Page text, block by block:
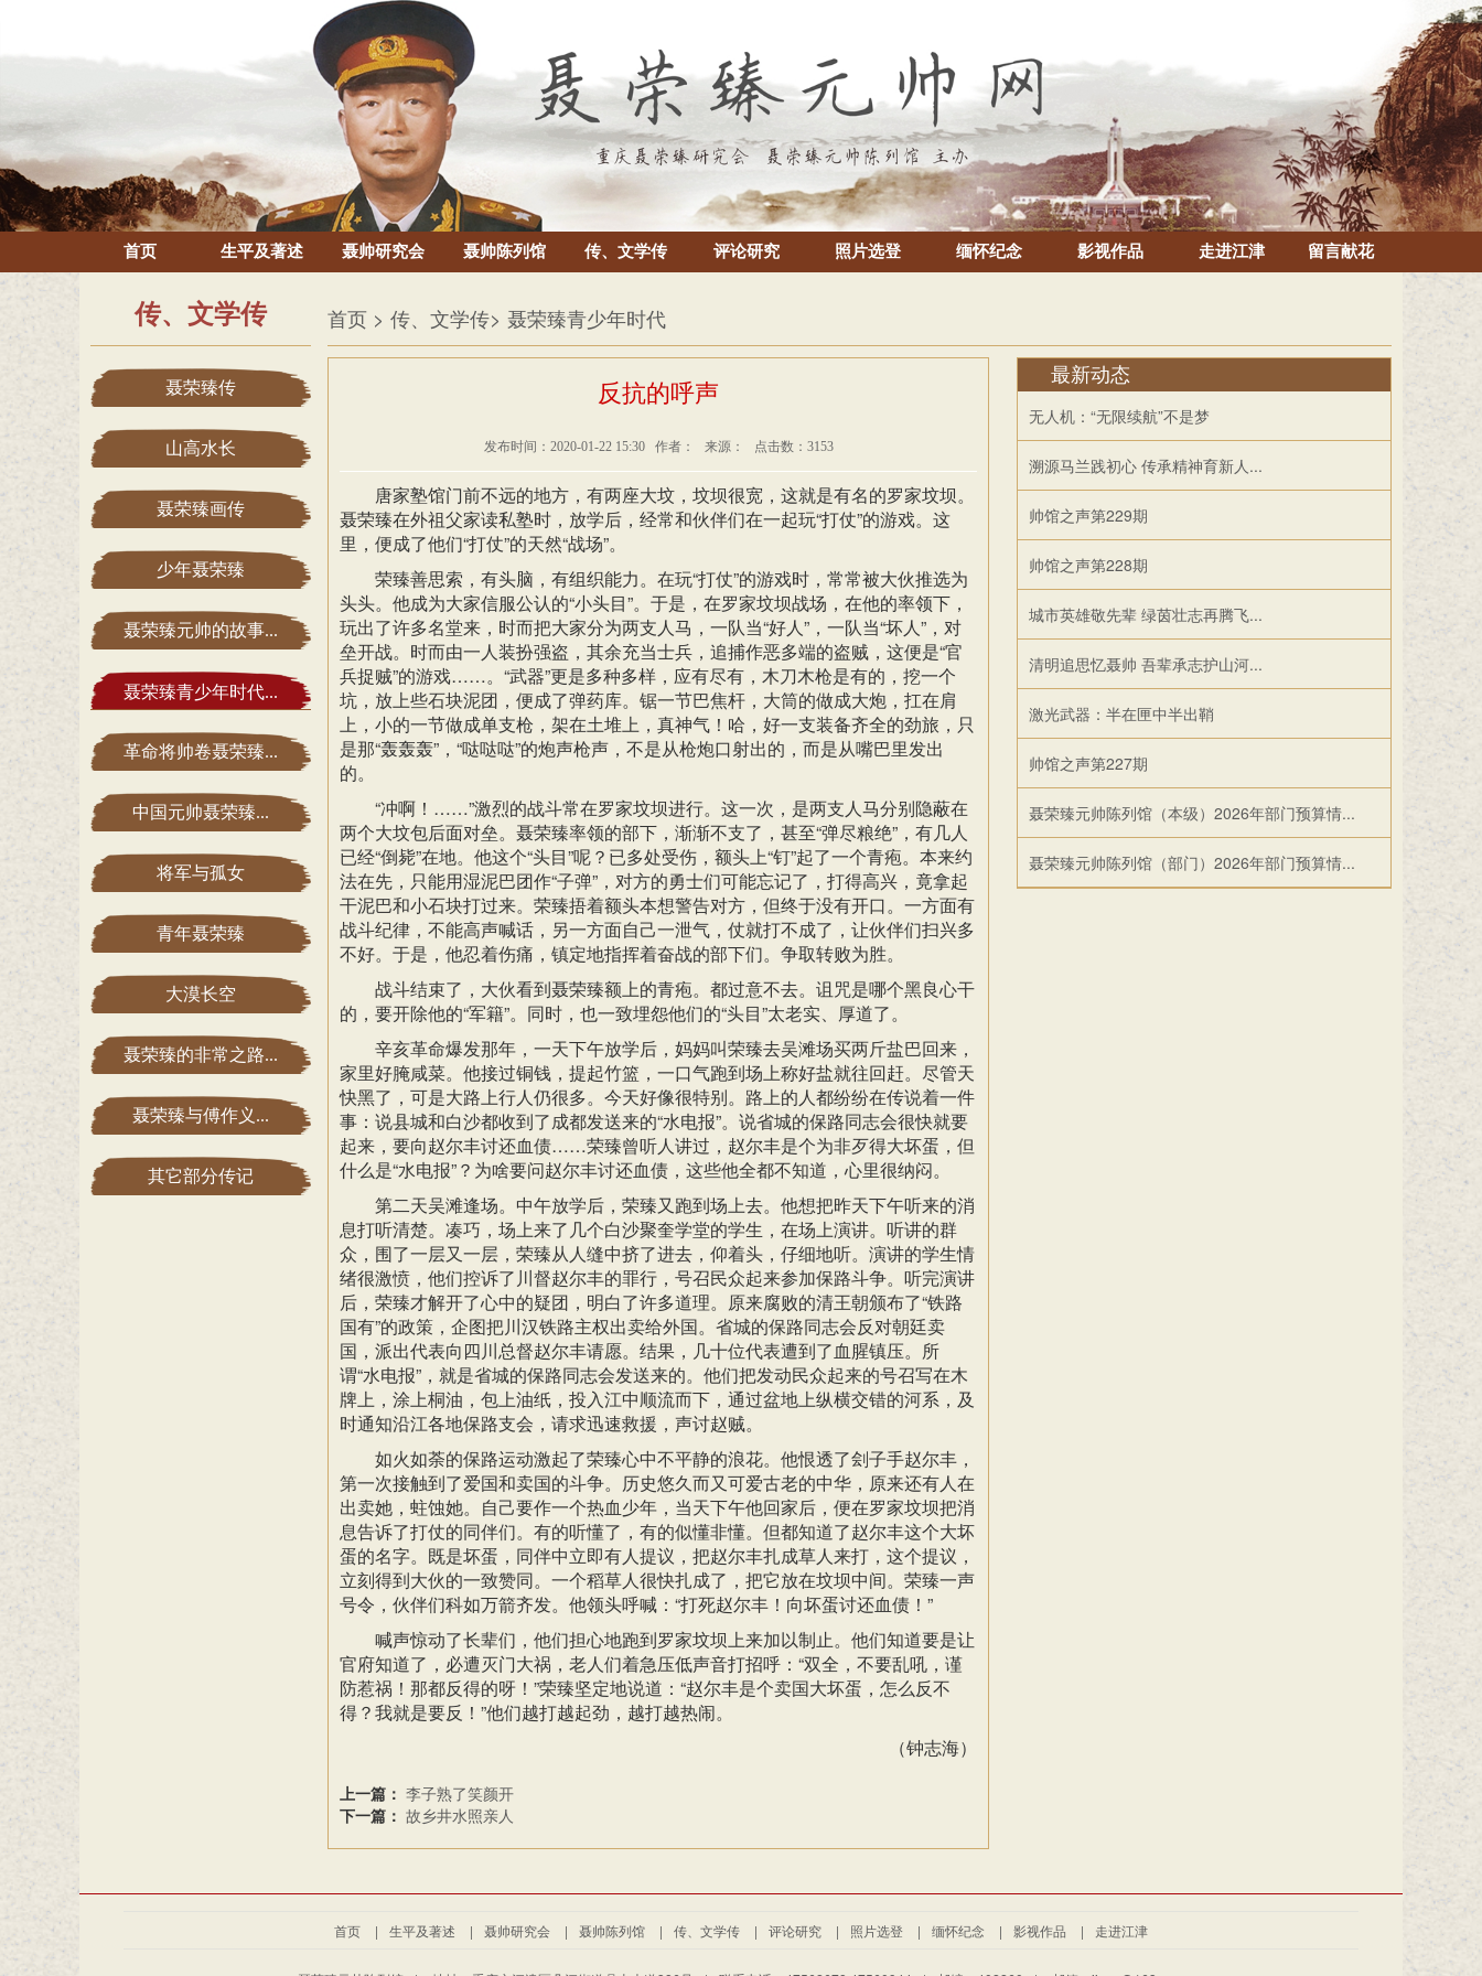
首页 生平及著述 聂帅研究会 聂帅陈列馆 传、文学传 评论研究 照片选登 缅怀纪念 影视作品 走进江津 留言献花
传、文学传
聂荣臻传
山高水长
聂荣臻画传
少年聂荣臻
聂荣臻元帅的故事...
聂荣臻青少年时代...
革命将帅卷聂荣臻...
中国元帅聂荣臻...
将军与孤女
青年聂荣臻
大漠长空
聂荣臻的非常之路...
聂荣臻与傅作义...
其它部分传记
首页 > 传、文学传> 聂荣臻青少年时代
反抗的呼声
发布时间：2020-01-22 15:30 作者： 来源： 点击数：3153
唐家塾馆门前不远的地方，有两座大坟，坟坝很宽，这就是有名的罗家坟坝。
聂荣臻在外祖父家读私塾时，放学后，经常和伙伴们在一起玩“打仗”的游戏。这
里，便成了他们“打仗”的天然“战场”。
荣臻善思索，有头脑，有组织能力。在玩“打仗”的游戏时，常常被大伙推选为
头头。他成为大家信服公认的“小头目”。于是，在罗家坟坝战场，在他的率领下，
玩出了许多名堂来，时而把大家分为两支人马，一队当“好人”，一队当“坏人”，对
垒开战。时而由一人装扮强盗，其余充当士兵，追捕作恶多端的盗贼，这便是“官
兵捉贼”的游戏……。“武器”更是多种多样，应有尽有，木刀木枪是有的，挖一个
坑，放上些石块泥团，便成了弹药库。锯一节巴焦杆，大筒的做成大炮，扛在肩
上，小的一节做成单支枪，架在土堆上，真神气！哈，好一支装备齐全的劲旅，只
是那“轰轰轰”，“哒哒哒”的炮声枪声，不是从枪炮口射出的，而是从嘴巴里发出
的。
“冲啊！……”激烈的战斗常在罗家坟坝进行。这一次，是两支人马分别隐蔽在
两个大坟包后面对垒。聂荣臻率领的部下，渐渐不支了，甚至“弹尽粮绝”，有几人
已经“倒毙”在地。他这个“头目”呢？已多处受伤，额头上“钉”起了一个青疱。本来约
法在先，只能用湿泥巴团作“子弹”，对方的勇士们可能忘记了，打得高兴，竟拿起
干泥巴和小石块打过来。荣臻捂着额头本想警告对方，但终于没有开口。一方面有
战斗纪律，不能高声喊话，另一方面自己一泄气，仗就打不成了，让伙伴们扫兴多
不好。于是，他忍着伤痛，镇定地指挥着奋战的部下们。争取转败为胜。
战斗结束了，大伙看到聂荣臻额上的青疱。都过意不去。诅咒是哪个黑良心干
的，要开除他的“军籍”。同时，也一致埋怨他们的“头目”太老实、厚道了。
辛亥革命爆发那年，一天下午放学后，妈妈叫荣臻去吴滩场买两斤盐巴回来，
家里好腌咸菜。他接过铜钱，提起竹篮，一口气跑到场上称好盐就往回赶。尽管天
快黑了，可是大路上行人仍很多。今天好像很特别。路上的人都纷纷在传说着一件
事：说县城和白沙都收到了成都发送来的“水电报”。说省城的保路同志会很快就要
起来，要向赵尔丰讨还血债……荣臻曾听人讲过，赵尔丰是个为非歹得大坏蛋，但
什么是“水电报”？为啥要问赵尔丰讨还血债，这些他全都不知道，心里很纳闷。
第二天吴滩逢场。中午放学后，荣臻又跑到场上去。他想把昨天下午听来的消
息打听清楚。凑巧，场上来了几个白沙聚奎学堂的学生，在场上演讲。听讲的群
众，围了一层又一层，荣臻从人缝中挤了进去，仰着头，仔细地听。演讲的学生情
绪很激愤，他们控诉了川督赵尔丰的罪行，号召民众起来参加保路斗争。听完演讲
后，荣臻才解开了心中的疑团，明白了许多道理。原来腐败的清王朝颁布了“铁路
国有”的政策，企图把川汉铁路主权出卖给外国。省城的保路同志会反对朝廷卖
国，派出代表向四川总督赵尔丰请愿。结果，几十位代表遭到了血腥镇压。所
谓“水电报”，就是省城的保路同志会发送来的。他们把发动民众起来的号召写在木
牌上，涂上桐油，包上油纸，投入江中顺流而下，通过盆地上纵横交错的河系，及
时通知沿江各地保路支会，请求迅速救援，声讨赵贼。
如火如荼的保路运动激起了荣臻心中不平静的浪花。他恨透了刽子手赵尔丰，
第一次接触到了爱国和卖国的斗争。历史悠久而又可爱古老的中华，原来还有人在
出卖她，蛀蚀她。自己要作一个热血少年，当天下午他回家后，便在罗家坟坝把消
息告诉了打仗的同伴们。有的听懂了，有的似懂非懂。但都知道了赵尔丰这个大坏
蛋的名字。既是坏蛋，同伴中立即有人提议，把赵尔丰扎成草人来打，这个提议，
立刻得到大伙的一致赞同。一个稻草人很快扎成了，把它放在坟坝中间。荣臻一声
号令，伙伴们科如万箭齐发。他领头呼喊：“打死赵尔丰！向坏蛋讨还血债！”
喊声惊动了长辈们，他们担心地跑到罗家坟坝上来加以制止。他们知道要是让
官府知道了，必遭灭门大祸，老人们着急压低声音打招呼：“双全，不要乱吼，谨
防惹祸！那都反得的呀！”荣臻坚定地说道：“赵尔丰是个卖国大坏蛋，怎么反不
得？我就是要反！”他们越打越起劲，越打越热闹。
（钟志海）
上一篇： 李子熟了笑颜开
下一篇： 故乡井水照亲人
最新动态
无人机：“无限续航”不是梦
溯源马兰践初心 传承精神育新人...
帅馆之声第229期
帅馆之声第228期
城市英雄敬先辈 绿茵壮志再腾飞...
清明追思忆聂帅 吾辈承志护山河...
激光武器：半在匣中半出鞘
帅馆之声第227期
聂荣臻元帅陈列馆（本级）2026年部门预算情...
聂荣臻元帅陈列馆（部门）2026年部门预算情...
首页 | 生平及著述 | 聂帅研究会 | 聂帅陈列馆 | 传、文学传 | 评论研究 | 照片选登 | 缅怀纪念 | 影视作品 | 走进江津